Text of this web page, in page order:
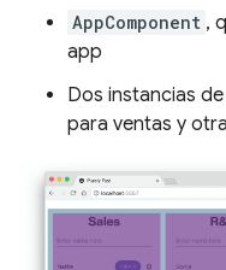
AppComponent ,
app
Dos instancias de
para ventas y